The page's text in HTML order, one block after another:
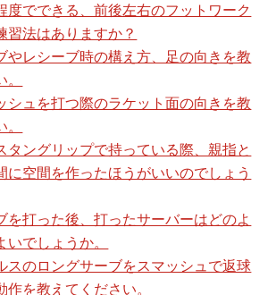
度でできる、前後左右のフットワーク
習法はありますか？
やレシーブ時の構え方、足の向きを教
シュを打つ際のラケット面の向きを教
タングリップで持っている際、親指と
に空間を作ったほうがいいのでしょう
を打った後、打ったサーバーはどのよ
いでしょうか。
スのロングサーブをスマッシュで返球
作を教えてください。